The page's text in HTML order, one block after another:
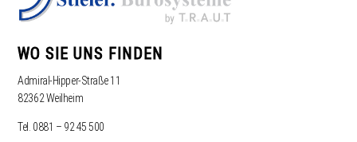
WO SIE UNS FINDEN
Admiral-Hipper-Straße 11
82362 Weilheim
Tel. 0881 – 92 45 500